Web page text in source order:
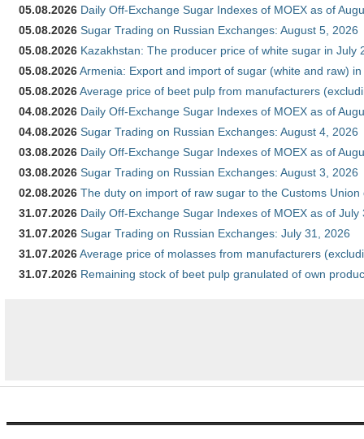
05.08.2026 Daily Off-Exchange Sugar Indexes of MOEX as of
05.08.2026 Sugar Trading on Russian Exchanges: August 5, 2026
05.08.2026 Kazakhstan: The producer price of white sugar in July
05.08.2026Armenia: Export and import of sugar (white and raw)
05.08.2026Average price of beet pulp from manufacturers
04.08.2026 Daily Off-Exchange Sugar Indexes of MOEX as of
04.08.2026 Sugar Trading on Russian Exchanges: August 4, 2026
03.08.2026 Daily Off-Exchange Sugar Indexes of MOEX as of
03.08.2026 Sugar Trading on Russian Exchanges: August 3, 2026
02.08.2026 The duty on import of raw sugar to the Customs
31.07.2026 Daily Off-Exchange Sugar Indexes of MOEX as of July
31.07.2026 Sugar Trading on Russian Exchanges: July 31, 2026
31.07.2026Average price of molasses from manufacturers
31.07.2026 Remaining stock of beet pulp granulated of own